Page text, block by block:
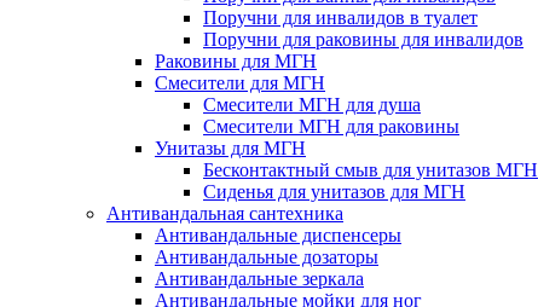
Поручни для инвалидов в туалет
Поручни для раковины для инвалидов
Раковины для МГН
Смесители для МГН
Смесители МГН для душа
Смесители МГН для раковины
Унитазы для МГН
Бесконтактный смыв для унитазов МГН
Сиденья для унитазов для МГН
Антивандальная сантехника
Антивандальные диспенсеры
Антивандальные дозаторы
Антивандальные зеркала
Антивандальные мойки для ног